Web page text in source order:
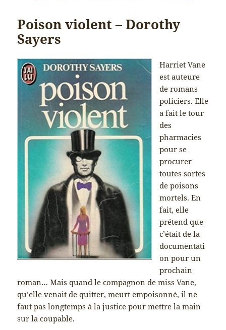
Poison violent – Dorothy
Sayers
Harriet Vane
est auteure
de romans
policiers. Elle
a fait le tour
des
pharmacies
pour se
procurer
toutes sortes
de poisons
mortels. En
fait, elle
prétend que
c’était de la
documentati
on pour un
prochain
roman… Mais quand le compagnon de miss Vane,
qu’elle venait de quitter, meurt empoisonné, il ne
faut pas longtemps à la justice pour mettre la main
sur la coupable.